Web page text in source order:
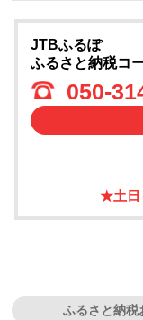
JTBふるぽ
ふるさと納税コ
050-
★土日
ふるさと納税